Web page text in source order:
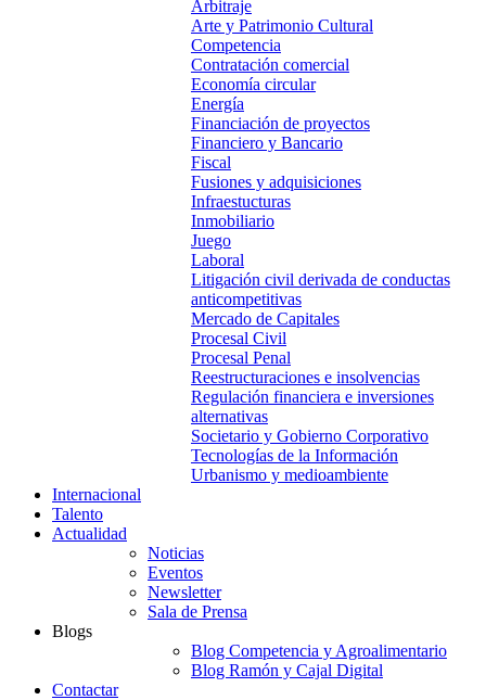
Arbitraje
Arte y Patrimonio Cultural
Competencia
Contratación comercial
Economía circular
Energía
Financiación de proyectos
Financiero y Bancario
Fiscal
Fusiones y adquisiciones
Infraestucturas
Inmobiliario
Juego
Laboral
Litigación civil derivada de conductas
anticompetitivas
Mercado de Capitales
Procesal Civil
Procesal Penal
Reestructuraciones e insolvencias
Regulación financiera e inversiones
alternativas
Societario y Gobierno Corporativo
Tecnologías de la Información
Urbanismo y medioambiente
Internacional
Talento
Actualidad
Noticias
Eventos
Newsletter
Sala de Prensa
Blogs
Blog Competencia y Agroalimentario
Blog Ramón y Cajal Digital
Contactar